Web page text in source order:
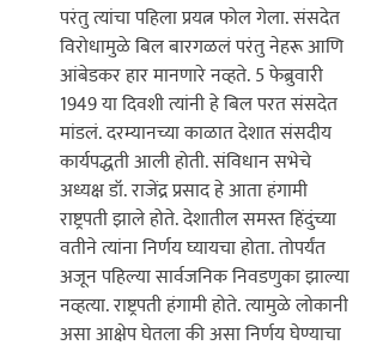
परंतु त्यांचा पहिला प्रयत्न फोल गेला. संसदेत
विरोधामुळे बिल बारगळलं परंतु नेहरू आणि
आंबेडकर हार मानणारे नव्हते. 5 फेब्रुवारी
1949 या दिवशी त्यांनी हे बिल परत संसदेत
मांडलं. दरम्यानच्या काळात देशात संसदीय
कार्यपद्धती आली होती. संविधान सभेचे
अध्यक्ष डॉ. राजेंद्र प्रसाद हे आता हंगामी
राष्ट्रपती झाले होते. देशातील समस्त हिंदुंच्या
वतीने त्यांना निर्णय घ्यायचा होता. तोपर्यंत
अजून पहिल्या सार्वजनिक निवडणुका झाल्या
नव्हत्या. राष्ट्रपती हंगामी होते. त्यामुळे लोकानी
असा आक्षेप घेतला की असा निर्णय घेण्याचा